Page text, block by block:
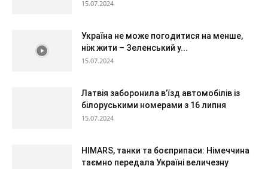
15.07.2024
Україна не може погодитися на менше,
ніж жити – Зеленський у...
15.07.2024
Латвія заборонила в’їзд автомобілів із
білоруськими номерами з 16 липня
15.07.2024
HIMARS, танки та боєприпаси: Німеччина
таємно передала Україні величезну